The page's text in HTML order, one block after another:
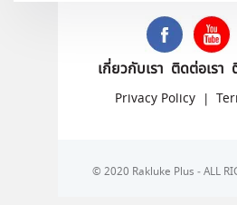
เกี่ยวกับเรา ติดต่อเรา
Privacy Policy |
© 2020 Rakluke Plus - ALL